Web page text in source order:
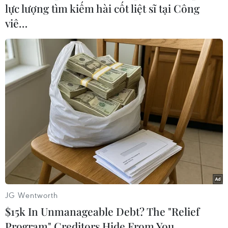
#Quảng Nam Đảo Lý Sơn #Ngư dân
#Tàu cá
#Chìm tàu
Quảng Ngãi
Theo dõi VietnamPlus
TIN LIÊN QUAN
lực lượng tìm kiếm hài cốt liệt sĩ tại Công
viê…
JG Wentworth
$15k In Unmanageable Debt? The "Relief